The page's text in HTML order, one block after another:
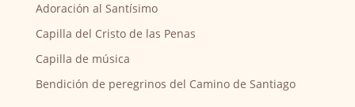
Adoración al Santísimo
Capilla del Cristo de las Penas
Capilla de música
Bendición de peregrinos del Camino de Santiago